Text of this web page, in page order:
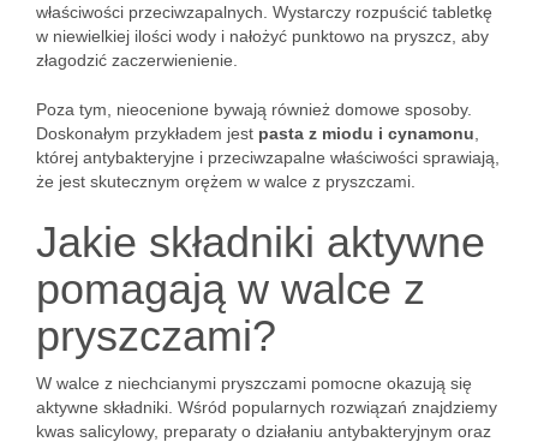
właściwości przeciwzapalnych. Wystarczy rozpuścić tabletkę
w niewielkiej ilości wody i nałożyć punktowo na pryszcz, aby
złagodzić zaczerwienienie.
Poza tym, nieocenione bywają również domowe sposoby.
Doskonałym przykładem jest pasta z miodu i cynamonu
której antybakteryjne i przeciwzapalne właściwości sprawiają,
że jest skutecznym orężem w walce z pryszczami.
Jakie składniki aktywne
pomagają w walce z
pryszczami?
W walce z niechcianymi pryszczami pomocne okazują się
aktywne składniki. Wśród popularnych rozwiązań znajdziemy
kwas salicylowy, preparaty o działaniu antybakteryjnym oraz